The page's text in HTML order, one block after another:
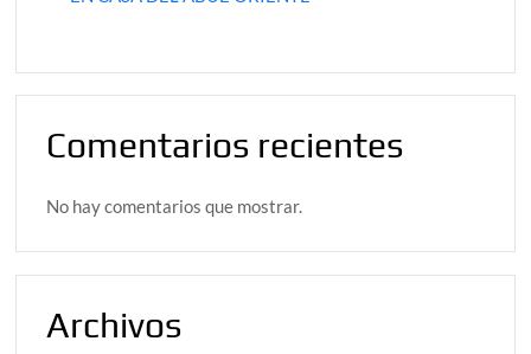
Comentarios recientes
No hay comentarios que mostrar.
Archivos